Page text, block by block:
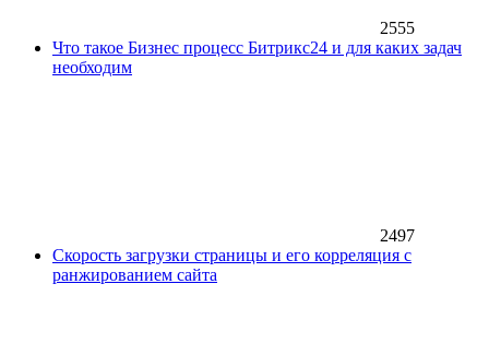
2555
Что такое Бизнес процесс Битрикс24 и для каких задач
необходим
2497
Скорость загрузки страницы и его корреляция с
ранжированием сайта